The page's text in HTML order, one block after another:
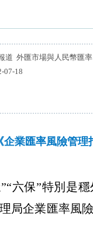
道 外匯市場與人民幣匯
07-18
業匯率風險管理
”“六保”特別是
局企業匯率風